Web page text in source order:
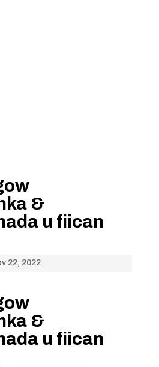
&
u fiican
22, 2022
&
u fiican